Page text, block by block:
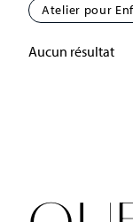
Aucun résultat
Atelier pour